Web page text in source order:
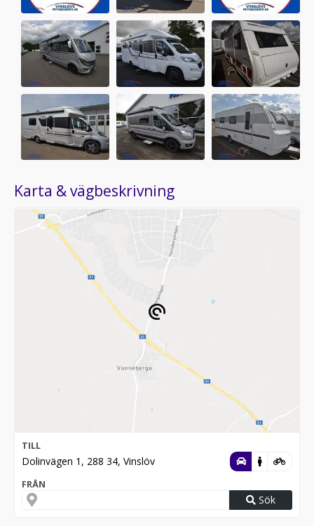
Karta & vägbeskrivning
TILL
Dolinvägen 1, 288 34, Vinslöv
FRÅN
Sök